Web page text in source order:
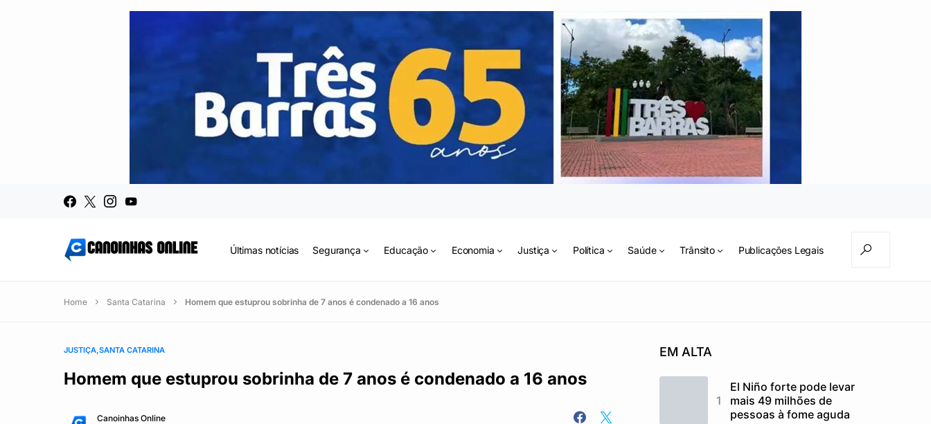
Últimas notícias Segurança Educação Economia Justiça Política Saúde Trânsito Publicações Legais
Home Santa Catarina Homem que estuprou sobrinha de 7 anos é condenado a 16 anos
JUSTIÇA SANTA CATARINA
Homem que estuprou sobrinha de 7 anos é condenado a 16 anos
Canoinhas Online
EM ALTA
El Niño forte pode levar
mais 49 milhões de
pessoas à fome aguda